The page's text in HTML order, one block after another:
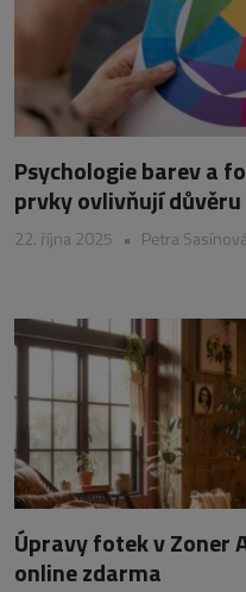
Psychologie barev a
prvky ovlivňují
22. října 2025 • Petra
Úpravy fotek v Zoner
online zdarma